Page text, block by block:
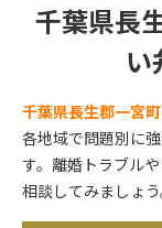
千葉県長
い
千葉県長生郡一宮
各地域で問題別に
す。離婚トラブル
相談してみましょう